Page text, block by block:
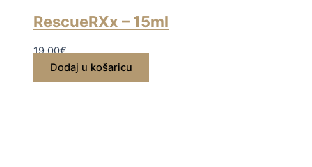
RescueRXx – 15ml
19,00€
Dodaj u košaricu